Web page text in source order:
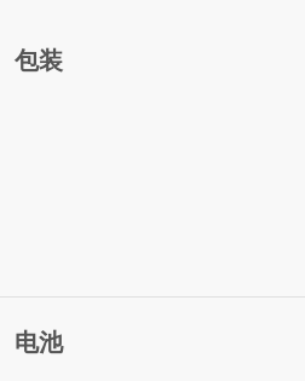
包装
电池